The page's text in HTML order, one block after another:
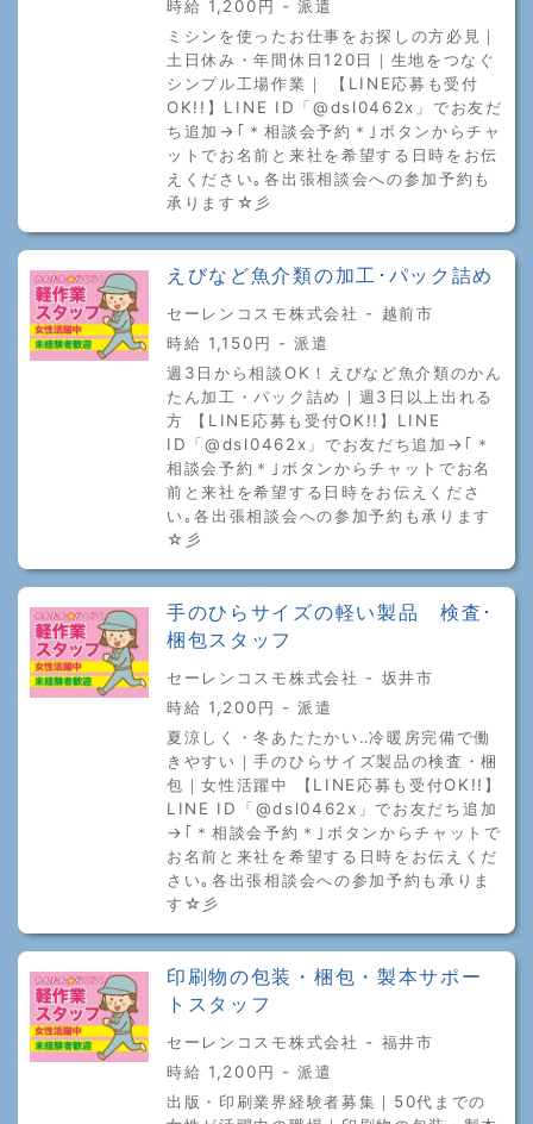
時給 1,200円 - 派遣
ミシンを使ったお仕事をお探しの方必見｜
土日休み・年間休日120日｜生地をつなぐ
シンプル工場作業｜ 【LINE応募も受付
OK!!】LINE ID「@dsl0462x」でお友だ
ち追加→｢＊相談会予約＊｣ボタンからチャ
ットでお名前と来社を希望する日時をお伝
えください｡各出張相談会への参加予約も
承ります☆彡
えびなど魚介類の加工･パック詰め
セーレンコスモ株式会社 - 越前市
時給 1,150円 - 派遣
週3日から相談OK！えびなど魚介類のかん
たん加工・パック詰め｜週3日以上出れる
方 【LINE応募も受付OK!!】LINE
ID「@dsl0462x」でお友だち追加→｢＊
相談会予約＊｣ボタンからチャットでお名
前と来社を希望する日時をお伝えくださ
い｡各出張相談会への参加予約も承ります
☆彡
手のひらサイズの軽い製品 検査･
梱包スタッフ
セーレンコスモ株式会社 - 坂井市
時給 1,200円 - 派遣
夏涼しく・冬あたたかい‥冷暖房完備で働
きやすい｜手のひらサイズ製品の検査・梱
包｜女性活躍中 【LINE応募も受付OK!!】
LINE ID「@dsl0462x」でお友だち追加
→｢＊相談会予約＊｣ボタンからチャットで
お名前と来社を希望する日時をお伝えくだ
さい｡各出張相談会への参加予約も承りま
す☆彡
印刷物の包装・梱包・製本サポー
トスタッフ
セーレンコスモ株式会社 - 福井市
時給 1,200円 - 派遣
出版・印刷業界経験者募集｜50代までの